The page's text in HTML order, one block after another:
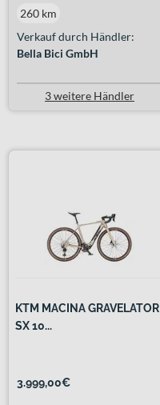
Verkauf durch Händler:
Bella Bici GmbH
260 km
3 weitere Händler
KTM MACINA GRAVELATOR
SX 10...
3.999,00€